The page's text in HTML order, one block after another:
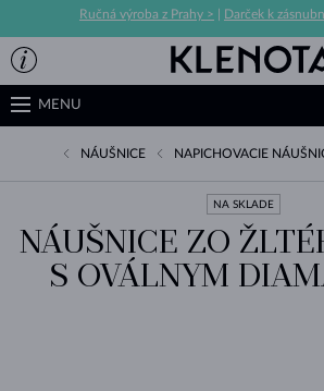
Ručná výroba z Prahy > Darček k
MENU
NÁUŠNICE NAPICHOVACIE
NA SKLADE
NÁUŠNICE ZO
S OVÁLNYM